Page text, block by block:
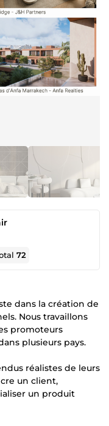
72
dans la création de
Nous travaillons
promoteurs
plusieurs pays.
réalistes de leurs
un client,
un produit